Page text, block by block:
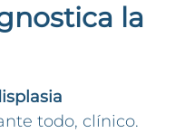
la
todo, clínico.